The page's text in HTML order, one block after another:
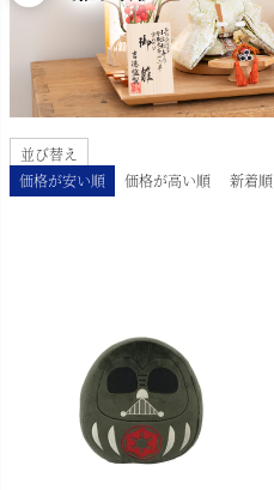
並び替え
価格が安い順
価格が高い順 新着順